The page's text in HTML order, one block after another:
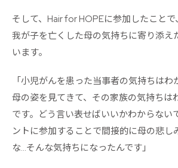
そして、Hair for HOPEに参加したこと
我が子を亡くした母の気持ちに寄り添え
います。
「小児がんを患った当事者の気持ちはわ
母の姿を見てきて、その家族の気持ちは
です。どう言い表せばいいかわからない
ントに参加することで間接的に母の悲し
な…そんな気持ちになったんです」